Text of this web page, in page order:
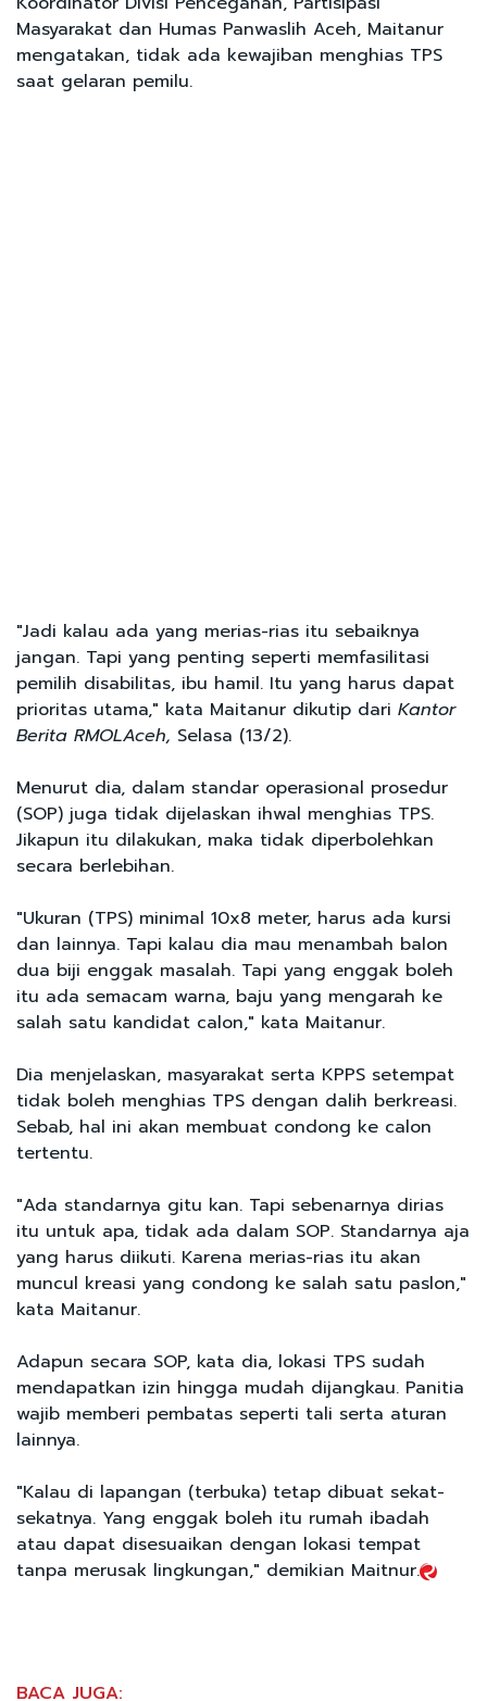
Masyarakat dan Humas Panwaslih Aceh, Maitanur
mengatakan, tidak ada kewajiban menghias TPS
saat gelaran pemilu.
"Jadi kalau ada yang merias-rias itu sebaiknya
jangan. Tapi yang penting seperti memfasilitasi
pemilih disabilitas, ibu hamil. Itu yang harus dapat
prioritas utama," kata Maitanur dikutip dari Kantor
Berita RMOLAceh, Selasa (13/2).
Menurut dia, dalam standar operasional prosedur
(SOP) juga tidak dijelaskan ihwal menghias TPS.
Jikapun itu dilakukan, maka tidak diperbolehkan
secara berlebihan.
"Ukuran (TPS) minimal 10x8 meter, harus ada kursi
dan lainnya. Tapi kalau dia mau menambah balon
dua biji enggak masalah. Tapi yang enggak boleh
itu ada semacam warna, baju yang mengarah ke
salah satu kandidat calon," kata Maitanur.
Dia menjelaskan, masyarakat serta KPPS setempat
tidak boleh menghias TPS dengan dalih berkreasi.
Sebab, hal ini akan membuat condong ke calon
tertentu.
"Ada standarnya gitu kan. Tapi sebenarnya dirias
itu untuk apa, tidak ada dalam SOP. Standarnya aja
yang harus diikuti. Karena merias-rias itu akan
muncul kreasi yang condong ke salah satu paslon,"
kata Maitanur.
Adapun secara SOP, kata dia, lokasi TPS sudah
mendapatkan izin hingga mudah dijangkau. Panitia
wajib memberi pembatas seperti tali serta aturan
lainnya.
"Kalau di lapangan (terbuka) tetap dibuat sekat-
sekatnya. Yang enggak boleh itu rumah ibadah
atau dapat disesuaikan dengan lokasi tempat
tanpa merusak lingkungan," demikian Maitnur.
BACA JUGA: